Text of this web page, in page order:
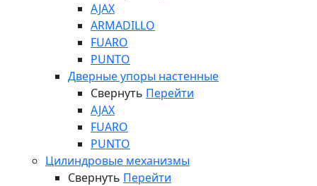
AJAX
ARMADILLO
FUARO
PUNTO
Дверные упоры настенные
Свернуть Перейти
AJAX
FUARO
PUNTO
Цилиндровые механизмы
Свернуть Перейти